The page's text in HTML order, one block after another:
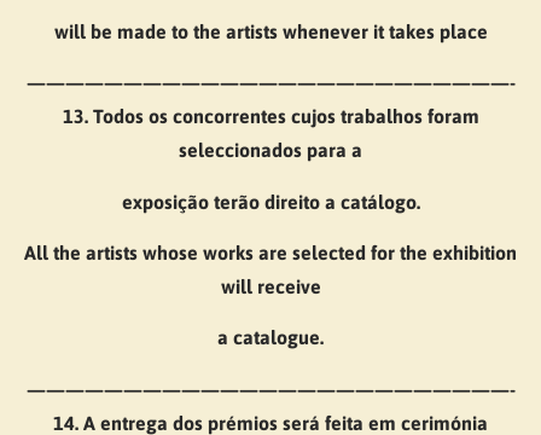
will be made to the artists whenever it takes place
—————————————————————————-
13. Todos os concorrentes cujos trabalhos foram
seleccionados para a
exposição terão direito a catálogo.
All the artists whose works are selected for the exhibition
will receive
a catalogue.
—————————————————————————-
14. A entrega dos prémios será feita em cerimónia